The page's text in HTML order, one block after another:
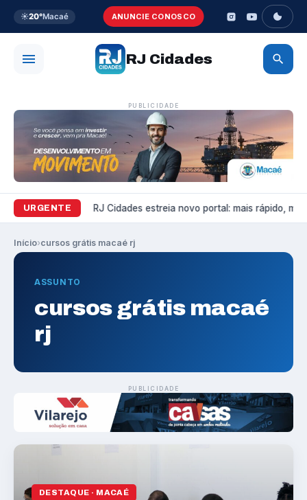
☀️20°Macaé ANUNCIE CONOSCO
RJ Cidades
PUBLICIDADE
URGENTE
Variedades RJ Cidades estreia novo portal: mais rápido,
Início›cursos grátis macaé rj
ASSUNTO
cursos grátis macaé
rj
PUBLICIDADE
DESTAQUE · MACAÉ